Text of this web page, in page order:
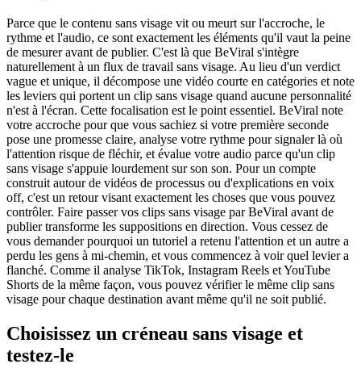
Parce que le contenu sans visage vit ou meurt sur l'accroche, le
rythme et l'audio, ce sont exactement les éléments qu'il vaut la peine
de mesurer avant de publier. C'est là que BeViral s'intègre
naturellement à un flux de travail sans visage. Au lieu d'un verdict
vague et unique, il décompose une vidéo courte en catégories et note
les leviers qui portent un clip sans visage quand aucune personnalité
n'est à l'écran. Cette focalisation est le point essentiel. BeViral note
votre accroche pour que vous sachiez si votre première seconde
pose une promesse claire, analyse votre rythme pour signaler là où
l'attention risque de fléchir, et évalue votre audio parce qu'un clip
sans visage s'appuie lourdement sur son son. Pour un compte
construit autour de vidéos de processus ou d'explications en voix
off, c'est un retour visant exactement les choses que vous pouvez
contrôler. Faire passer vos clips sans visage par BeViral avant de
publier transforme les suppositions en direction. Vous cessez de
vous demander pourquoi un tutoriel a retenu l'attention et un autre a
perdu les gens à mi-chemin, et vous commencez à voir quel levier a
flanché. Comme il analyse TikTok, Instagram Reels et YouTube
Shorts de la même façon, vous pouvez vérifier le même clip sans
visage pour chaque destination avant même qu'il ne soit publié.
Choisissez un créneau sans visage et
testez-le